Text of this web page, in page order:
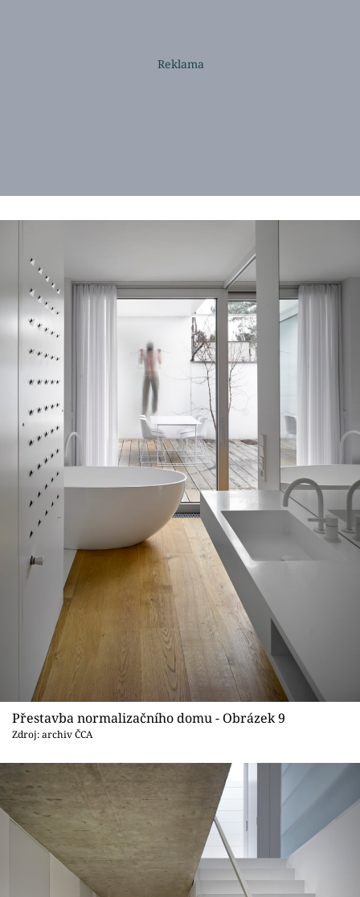
Přestavba normalizačního domu - Obrázek 9
Zdroj: archiv ČCA